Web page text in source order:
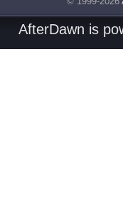
AfterDawn is